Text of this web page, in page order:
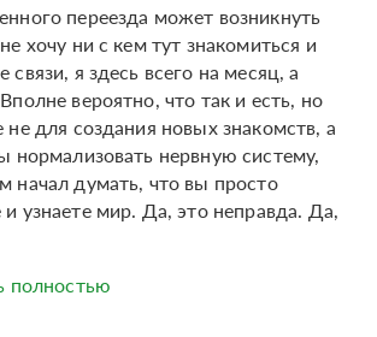
переезда может возникнуть
хочу ни с кем тут знакомиться и
связи, я здесь всего на месяц, а
вероятно, что так и есть, но
не для создания новых знакомств, а
нормализовать нервную систему,
начал думать, что вы просто
и узнаете мир. Да, это неправда. Да,
полностью